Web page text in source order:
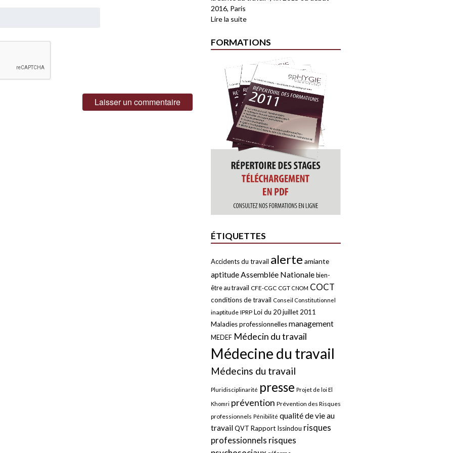
2016, Paris
Lire la suite
FORMATIONS
ÉTIQUETTES
Accidents du travail alerte amiante
aptitudeAssemblée Nationale bien-
être au travail CFE-CGC CGT CNOM COCT
conditions de travail Conseil Constitutionnel
inaptitude IPRP Loi du 20 juillet 2011
Maladies professionnellesmanagement
MEDEF Médecin du travail
Médecine du travail
Médecins du travail
Pluridisciplinarité presse Projet de loi El
Khomri prévention Prévention des Risques
professionnels Pénibilité qualité de vie au
travailQVT Rapport Issindou risques
professionnels risques